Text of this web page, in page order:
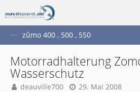
zûmo 400 , 500 , 550
Motorradhalterung
Wasserschutz
deauville700 29. Mai 2008